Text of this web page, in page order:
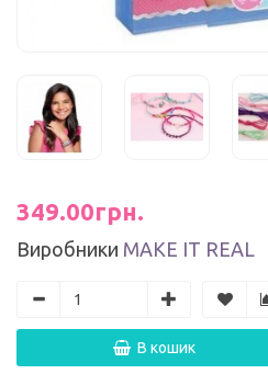
349.00грн.
Виробники MAKE IT REAL
В кошик